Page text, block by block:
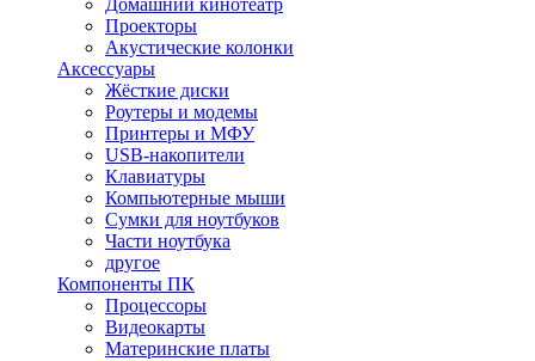
Домашний кинотеатр
Проекторы
Акустические колонки
Аксессуары
Жёсткие диски
Роутеры и модемы
Принтеры и МФУ
USB-накопители
Клавиатуры
Компьютерные мыши
Сумки для ноутбуков
Части ноутбука
другое
Компоненты ПК
Процессоры
Видеокарты
Материнские платы